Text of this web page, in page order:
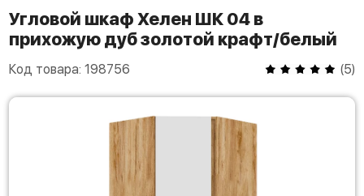
Угловой шкаф Хелен ШК 04 в
прихожую дуб золотой крафт/белый
Код товара: 198756 (5)